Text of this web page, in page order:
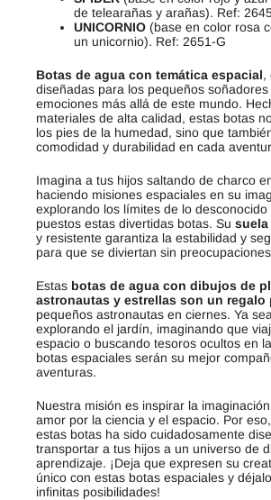
de telearañas y arañas). Ref:
UNICORNIO (base en color rosa
un unicornio). Ref: 2651-G
Botas de agua con temática espacial,
diseñadas para los pequeños
emociones más allá de este mundo.
materiales de alta calidad, estas botas
los pies de la humedad, sino que
comodidad y durabilidad en cada
Imagina a tus hijos saltando de charco
haciendo misiones espaciales en su
explorando los límites de lo desconocido
puestos estas divertidas botas. Su
y resistente garantiza la estabilidad y
para que se diviertan sin
Estas botas de agua con dibujos de
astronautas y estrellas son un regalo
pequeños astronautas en ciernes. Ya
explorando el jardín, imaginando que
espacio o buscando tesoros ocultos en
botas espaciales serán su mejor
aventuras.
Nuestra misión es inspirar la
amor por la ciencia y el espacio. Por
estas botas ha sido cuidadosamente
transportar a tus hijos a un universo de
aprendizaje. ¡Deja que expresen su
único con estas botas espaciales y
infinitas posibilidades!